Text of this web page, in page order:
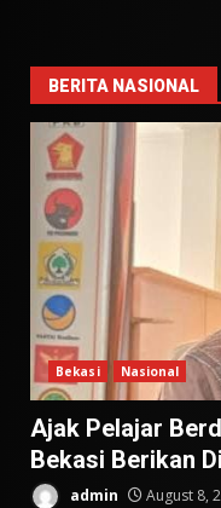
BERITA NASIONAL
Bekasi Nasional
Ajak Pelajar
Bekasi Berikan
admin August 8,